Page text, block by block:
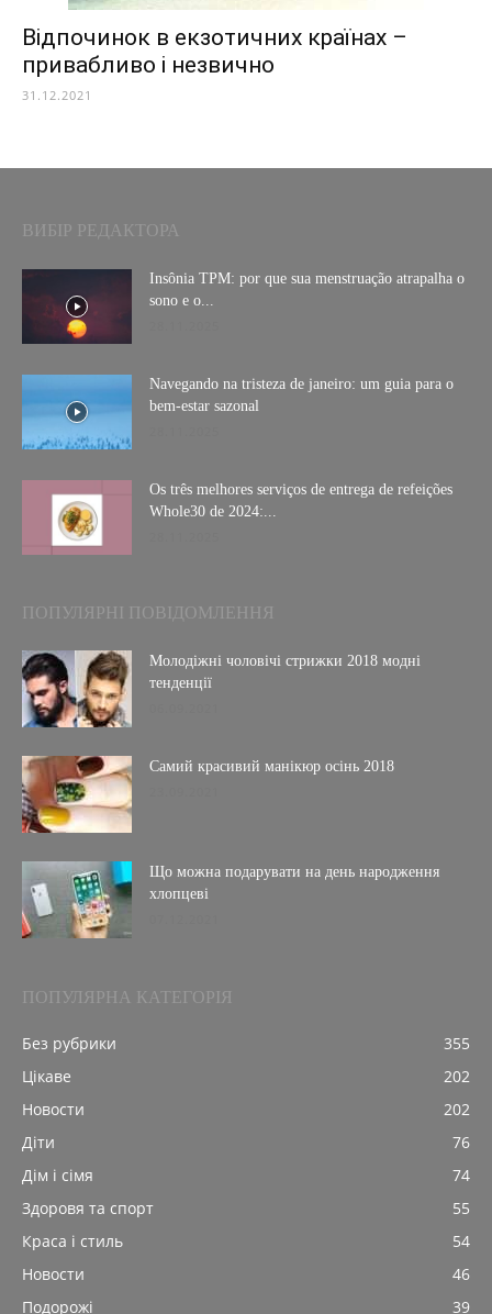
Відпочинок в екзотичних країнах –
привабливо і незвично
31.12.2021
ВИБІР РЕДАКТОРА
Insônia TPM: por que sua menstruação atrapalha o
sono e o...
Navegando na tristeza de janeiro: um guia para o
bem-estar sazonal
Os três melhores serviços de entrega de refeições
Whole30 de 2024:...
ПОПУЛЯРНІ ПОВІДОМЛЕННЯ
Молодіжні чоловічі стрижки 2018 модні
тенденції
Самий красивий манікюр осінь 2018
Що можна подарувати на день народження
хлопцеві
ПОПУЛЯРНА КАТЕГОРІЯ
Без рубрики
355
Цікаве
202
Новости
202
Діти
76
Дім і сімя
74
Здоровя та спорт
55
Краса і стиль
54
Новости
46
Подорожі
39